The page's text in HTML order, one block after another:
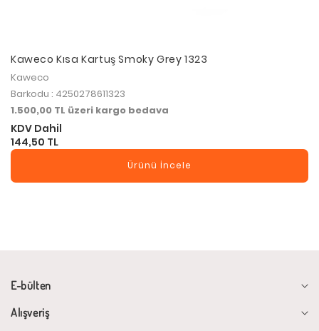
Kaweco Kısa Kartuş Smoky Grey 1323
Kaweco
Barkodu : 4250278611323
1.500,00 TL üzeri kargo bedava
KDV Dahil
144,50 TL
Ürünü İncele
E-bülten
Alışveriş